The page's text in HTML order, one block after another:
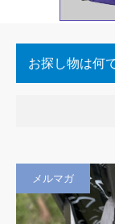
お探し物は何
メルマガ